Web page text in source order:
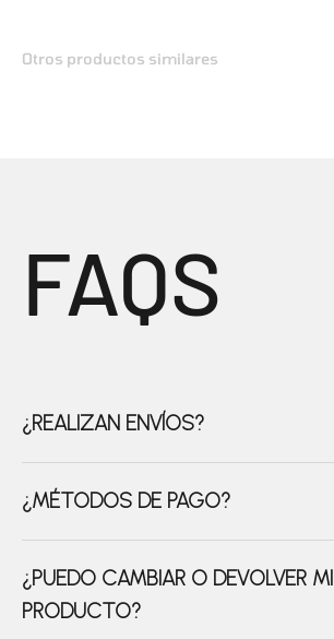
FAQS
¿REALIZAN ENVÍOS?
¿MÉTODOS DE PAGO?
¿PUEDO CAMBIAR O DEVOLVER MI
PRODUCTO?